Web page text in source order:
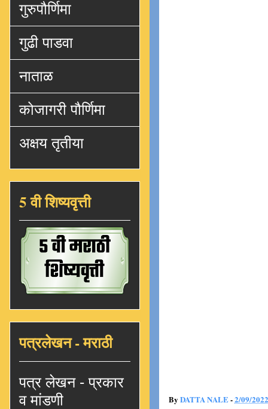
By DATTA NALE-2/09/2022
गुरुपौर्णिमा
गुढी पाडवा
नाताळ
कोजागरी पौर्णिमा
अक्षय तृतीया
5 वी शिष्यवृत्ती
पत्रलेखन - मराठी
पत्र लेखन - प्रकार
व मांडणी